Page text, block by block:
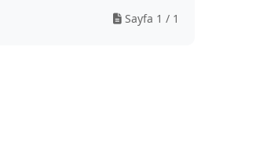
Sayfa 1 / 1